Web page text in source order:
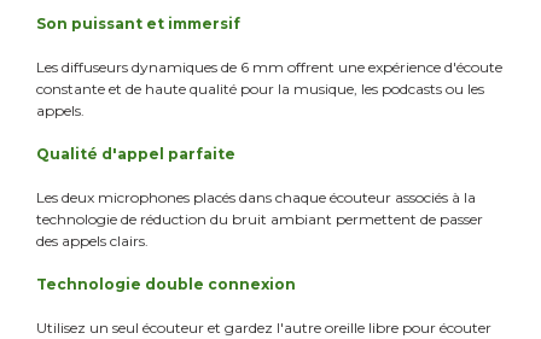
Son puissant et immersif
Les diffuseurs dynamiques de 6 mm offrent une expérience d'écoute
constante et de haute qualité pour la musique, les podcasts ou les
appels.
Qualité d'appel parfaite
Les deux microphones placés dans chaque écouteur associés à la
technologie de réduction du bruit ambiant permettent de passer
des appels clairs.
Technologie double connexion
Utilisez un seul écouteur et gardez l'autre oreille libre pour écouter